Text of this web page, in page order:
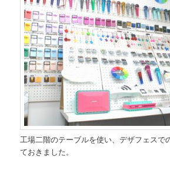
工場二階のテーブルを使い、デザフェスで
ておきました。